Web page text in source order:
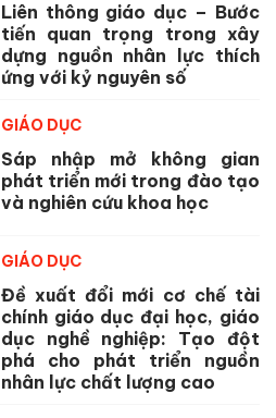
Liên thông giáo dục – Bước
tiến quan trọng trong xây
dựng nguồn nhân lực thích
ứng với kỷ nguyên số
GIÁO DỤC
Sáp nhập mở không gian
phát triển mới trong đào tạo
và nghiên cứu khoa học
GIÁO DỤC
Đề xuất đổi mới cơ chế tài
chính giáo dục đại học, giáo
dục nghề nghiệp: Tạo đột
phá cho phát triển nguồn
nhân lực chất lượng cao